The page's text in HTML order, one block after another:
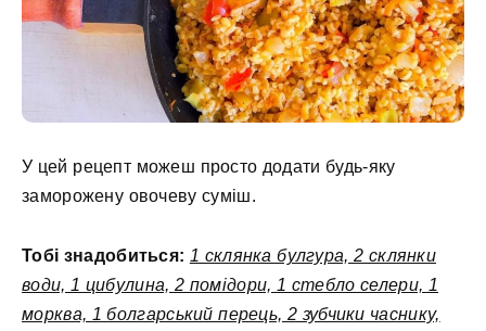
У цей рецепт можеш просто додати будь-яку
заморожену овочеву суміш.
Тобі знадобиться: 1 склянка булгура, 2 склянки
води, 1 цибулина, 2 помідори, 1 стебло селери, 1
морква, 1 болгарський перець, 2 зубчики часнику,